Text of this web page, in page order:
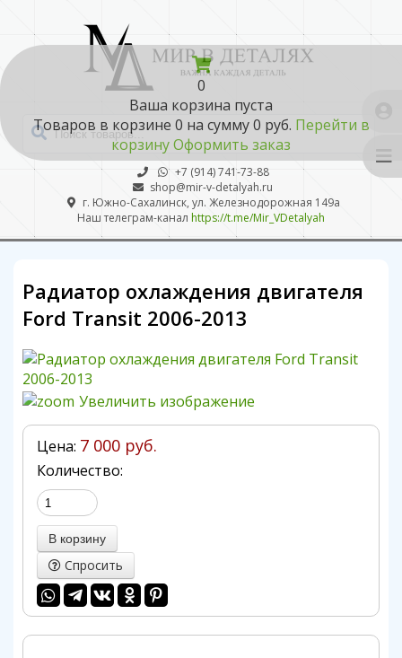
0
Ваша корзина пуста
Товаров в корзине 0 на сумму0 руб. Перейти в
корзинуОформить заказ
+7 (914) 741-73-88
shop@mir-v-detalyah.ru
г. Южно-Сахалинск, ул. Железнодорожная 149а
Наш телеграм-канал https://t.me/Mir_VDetalyah
Радиатор охлаждения двигателя
Ford Transit 2006-2013
Увеличить изображение
Цена: 7 000 руб.
Количество:
Спросить